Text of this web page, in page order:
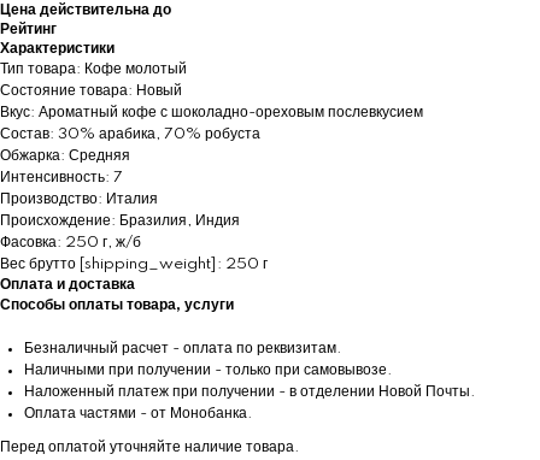
Цена действительна до
Рейтинг
Характеристики
Тип товара: Кофе молотый
Состояние товара: Новый
Вкус: Ароматный кофе с шоколадно-ореховым послевкусием
Состав: 30% арабика, 70% робуста
Обжарка: Средняя
Интенсивность: 7
Производство: Италия
Происхождение: Бразилия, Индия
Фасовка: 250 г, ж/б
Вес брутто [shipping_weight]: 250 г
Оплата и доставка
Способы оплаты товара, услуги
Безналичный расчет - оплата по реквизитам.
Наличными при получении - только при самовывозе.
Наложенный платеж при получении - в отделении Новой Почты.
Оплата частями - от Монобанка.
Перед оплатой уточняйте наличие товара.